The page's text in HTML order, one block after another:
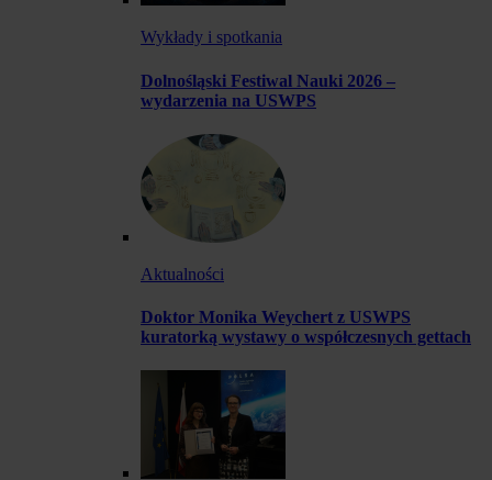
Wykłady i spotkania
Dolnośląski Festiwal Nauki 2026 –
wydarzenia na USWPS
Aktualności
Doktor Monika Weychert z USWPS
kuratorką wystawy o współczesnych gettach